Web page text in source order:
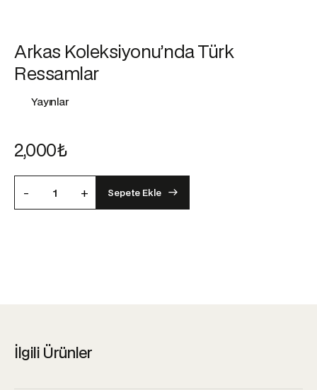
Arkas Koleksiyonu’nda Türk
Ressamlar
Yayınlar
2,000₺
- + Sepete Ekle
İlgili Ürünler